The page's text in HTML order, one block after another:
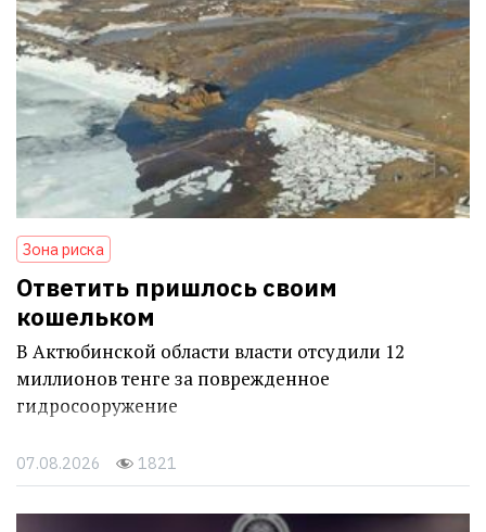
Зона риска
Ответить пришлось своим
кошельком
В Актюбинской области власти отсудили 12
миллионов тенге за поврежденное
гидросооружение
07.08.2026 1821